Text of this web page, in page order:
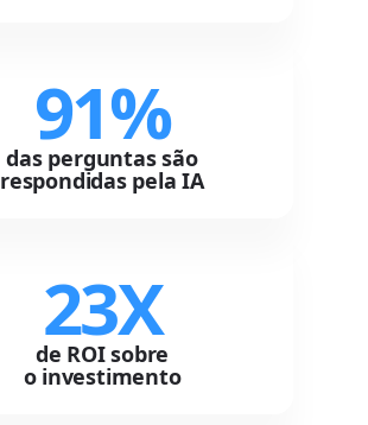
91%
das perguntas são
respondidas pela IA
23X
de ROI sobre
o investimento